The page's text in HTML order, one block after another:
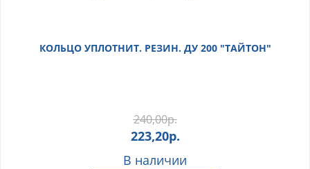
КОЛЬЦО УПЛОТНИТ. РЕЗИН. ДУ 200 "ТАЙТОН"
240,00р.
223,20р.
В наличии